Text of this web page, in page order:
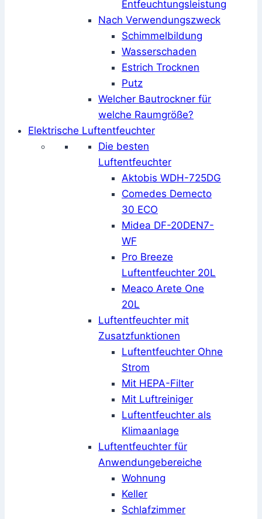
Entfeuchtungsleistung
Nach Verwendungszweck
Schimmelbildung
Wasserschaden
Estrich Trocknen
Putz
Welcher Bautrockner für
welche Raumgröße?
Elektrische Luftentfeuchter
Die besten
Luftentfeuchter
Aktobis WDH-725DG
Comedes Demecto
30 ECO
Midea DF-20DEN7-
WF
Pro Breeze
Luftentfeuchter 20L
Meaco Arete One
20L
Luftentfeuchter mit
Zusatzfunktionen
Luftentfeuchter Ohne
Strom
Mit HEPA-Filter
Mit Luftreiniger
Luftentfeuchter als
Klimaanlage
Luftentfeuchter für
Anwendungebereiche
Wohnung
Keller
Schlafzimmer